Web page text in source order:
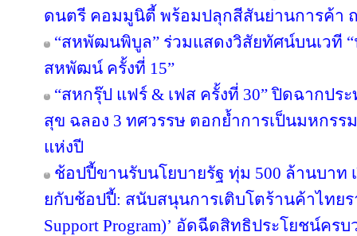
ดนตรี คอมมูนิตี้ พร้อมปลุกสีสันย่านการค้า
“สหพัฒนพิบูล” ร่วมแสดงวิสัยทัศน์บนเวที
สหพัฒน์ ครั้งที่ 15”
“สหกรุ๊ป แฟร์ & เฟส ครั้งที่ 30” ปิดฉากป
สุข ฉลอง 3 ทศวรรษ ตอกย้ำการเป็นมหกร
แห่งปี
ช้อปปี้ขานรับนโยบายรัฐ ทุ่ม 500 ล้านบาท
ยกับช้อปปี้: สนับสนุนการเติบโตร้านค้าไทยร
Support Program)’ อัดฉีดสิทธิประโยชน์ครบ